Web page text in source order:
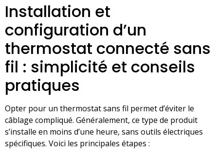
Installation et
configuration d’un
thermostat connecté sans
fil : simplicité et conseils
pratiques
Opter pour un thermostat sans fil permet d’éviter le
câblage compliqué. Généralement, ce type de produit
s’installe en moins d’une heure, sans outils électriques
spécifiques. Voici les principales étapes :